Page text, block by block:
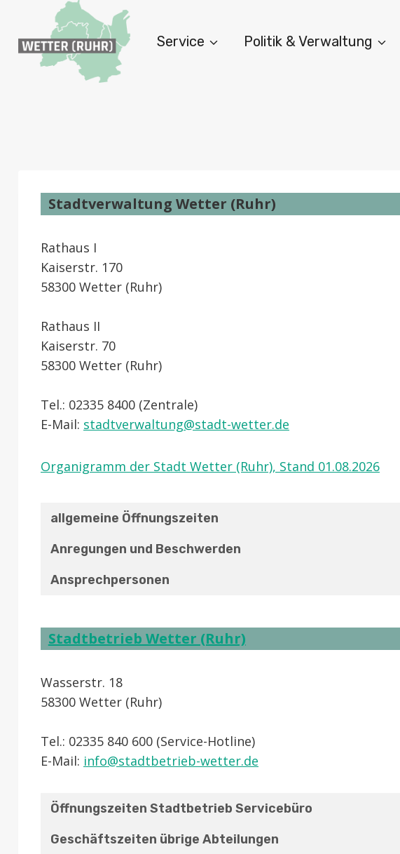
springen
Service Politik & Verwaltung
Stadtverwaltung Wetter (Ruhr)
Rathaus I
Kaiserstr. 170
58300 Wetter (Ruhr)
Rathaus II
Kaiserstr. 70
58300 Wetter (Ruhr)
Tel.: 02335 8400 (Zentrale)
E-Mail: stadtverwaltung@stadt-wetter.de
Organigramm der Stadt Wetter (Ruhr), Stand 01.08.2026
allgemeine Öffnungszeiten
Anregungen und Beschwerden
Ansprechpersonen
Stadtbetrieb Wetter (Ruhr)
Wasserstr. 18
58300 Wetter (Ruhr)
Tel.: 02335 840 600 (Service-Hotline)
E-Mail: info@stadtbetrieb-wetter.de
Öffnungszeiten Stadtbetrieb Servicebüro
Geschäftszeiten übrige Abteilungen